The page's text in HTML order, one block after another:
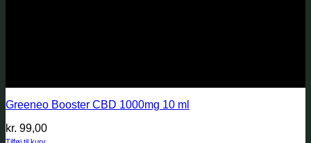
Greeneo Booster CBD 1000mg 10 ml
kr. 99,00